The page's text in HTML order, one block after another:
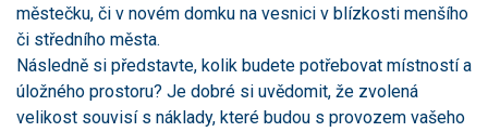
městečku, či v novém domku na vesnici v blízkosti menšího
či středního města.
Následně si představte, kolik budete potřebovat místností a
úložného prostoru? Je dobré si uvědomit, že zvolená
velikost souvisí s náklady, které budou s provozem vašeho